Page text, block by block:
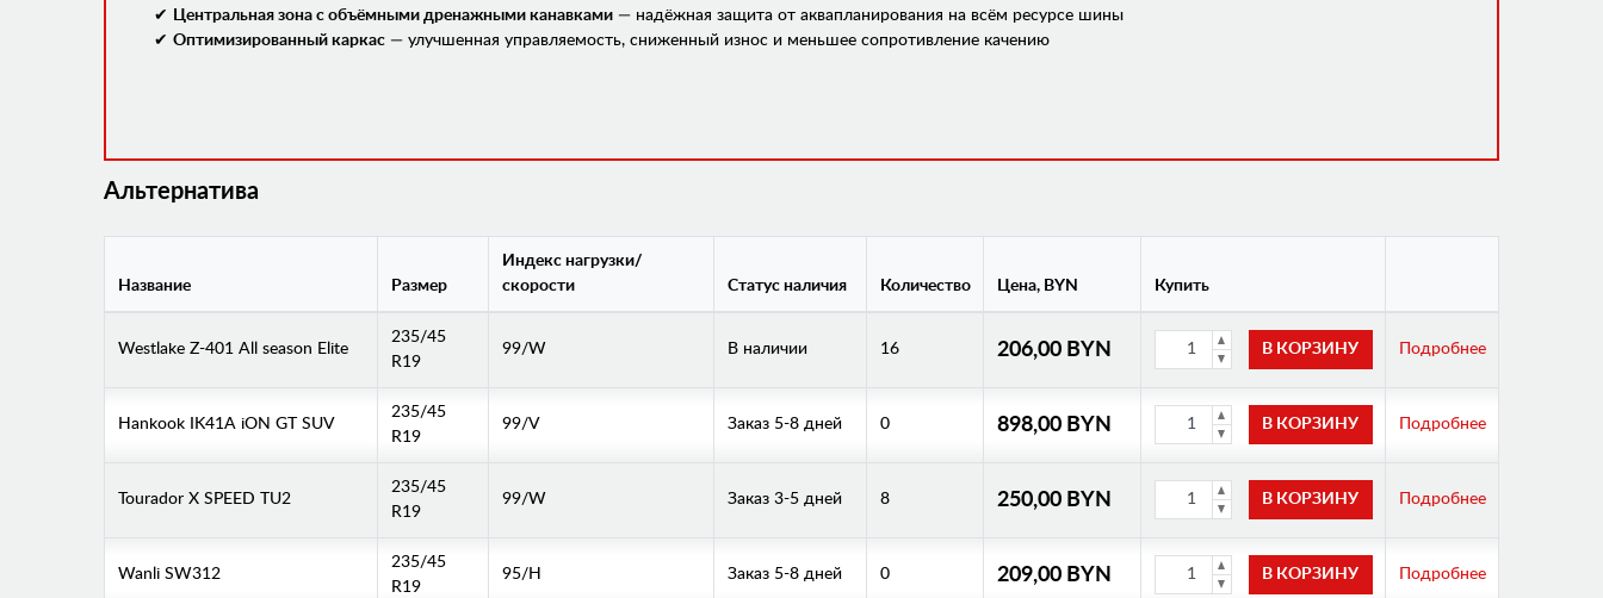
✔
Центральная зона с объёмными дренажными канавками — надёжная защита от аквапланирования на всём ресурсе шины
✔ Оптимизированный каркас — улучшенная управляемость, сниженный износ и меньшее сопротивление качению
Альтернатива
Название Размер
Индекс нагрузки/
скорости
Статус наличия Количество Цена, BYN Купить
Westlake Z-401 All season Elite
235/45
R19
99/W В наличии 16 206,00 BYN Подробнее
Hankook IK41A iON GT SUV
235/45
R19
99/V Заказ 5-8 дней 0 898,00 BYN Подробнее
Tourador X SPEED TU2
235/45
R19
99/W Заказ 3-5 дней 8 250,00 BYN Подробнее
Wanli SW312
235/45
R19
95/H Заказ 5-8 дней 0 209,00 BYN Подробнее